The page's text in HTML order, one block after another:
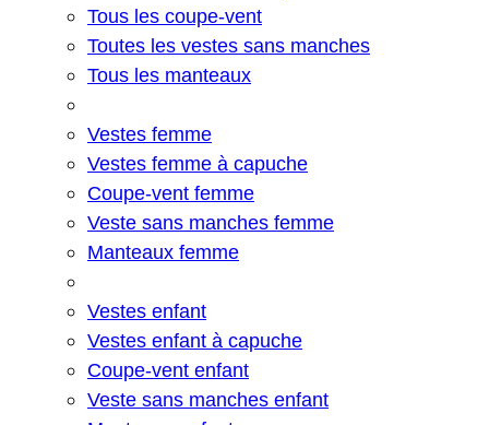
Tous les coupe-vent
Toutes les vestes sans manches
Tous les manteaux
Vestes femme
Vestes femme à capuche
Coupe-vent femme
Veste sans manches femme
Manteaux femme
Vestes enfant
Vestes enfant à capuche
Coupe-vent enfant
Veste sans manches enfant